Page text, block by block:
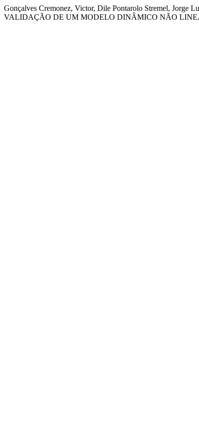
Gonçalves Cremonez, Victor, Dile Pontarolo Stremel,
VALIDAÇÃO DE UM MODELO DINÂMICO NÃO